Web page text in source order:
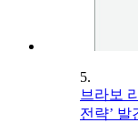
5.
브라보
전략’ 발